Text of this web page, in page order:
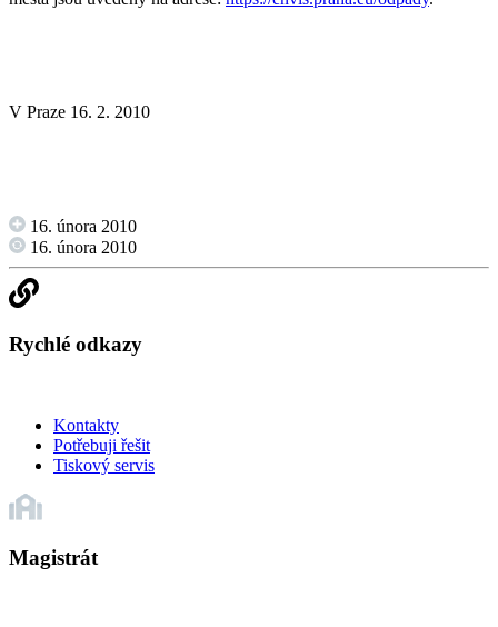
V Praze 16. 2. 2010
16. února 2010
16. února 2010
Rychlé odkazy
Kontakty
Potřebuji řešit
Tiskový servis
Magistrát